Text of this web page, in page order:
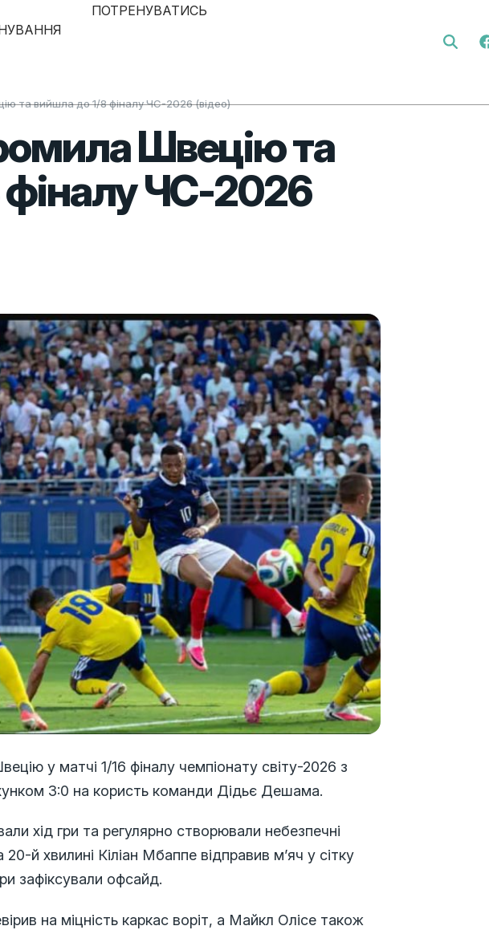
ПОТРЕНУВАТИСЬ
та вийшла до 1/8 фіналу ЧС-2026 (відео)
Швецію та
ЧС-2026
у матчі 1/16 фіналу чемпіонату світу-2026 з
3:0 на користь команди Дідьє Дешама.
хід гри та регулярно створювали небезпечні
й хвилині Кіліан Мбаппе відправив м’яч у сітку
зафіксували офсайд.
на міцність каркас воріт, а Майкл Олісе також